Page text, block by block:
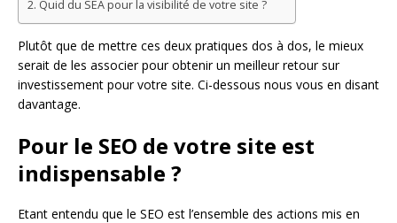
Quid du SEA pour la visibilité de votre site ?
Plutôt que de mettre ces deux pratiques dos à dos, le mieux
serait de les associer pour obtenir un meilleur retour sur
investissement pour votre site. Ci-dessous nous vous en disant
davantage.
Pour le SEO de votre site est
indispensable ?
Etant entendu que le SEO est l’ensemble des actions mis en